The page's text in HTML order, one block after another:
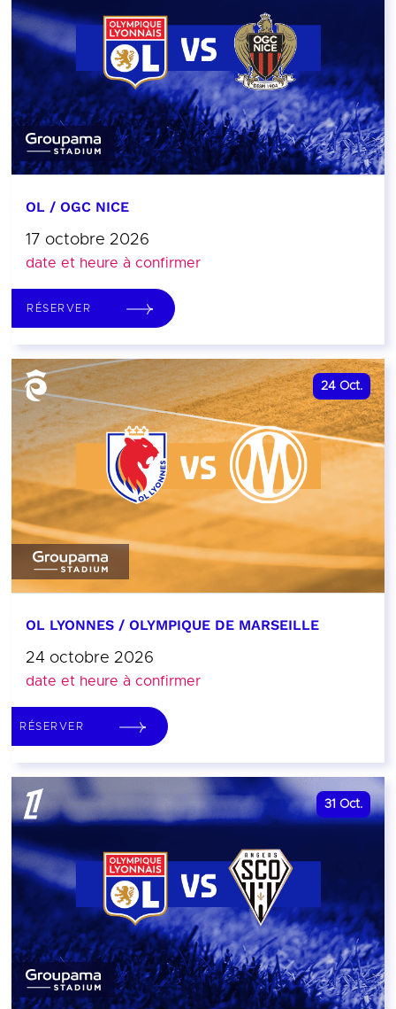
OL / OGC NICE
17 octobre 2026
date et heure à confirmer
RÉSERVER
24 Oct.
OL LYONNES / OLYMPIQUE DE MARSEILLE
24 octobre 2026
date et heure à confirmer
RÉSERVER
31 Oct.